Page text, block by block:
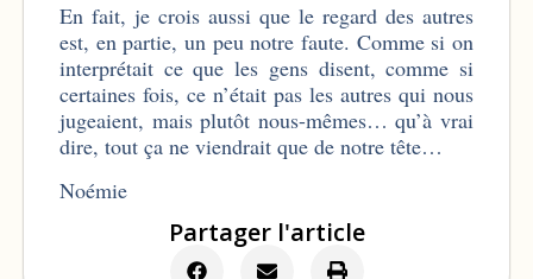
En fait, je crois aussi que le regard des autres
est, en partie, un peu notre faute. Comme si on
interprétait ce que les gens disent, comme si
certaines fois, ce n’était pas les autres qui nous
jugeaient, mais plutôt nous-mêmes… qu’à vrai
dire, tout ça ne viendrait que de notre tête…
Noémie
Partager l'article